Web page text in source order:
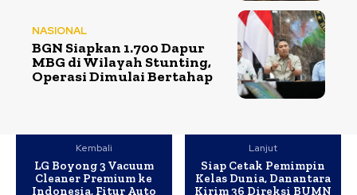
NASIONAL
BGN Siapkan 1.700 Dapur
MBG di Wilayah Stunting,
Operasi Dimulai Bertahap
Kembali
LG Boyong 3 Vacuum
Cleaner Premium ke
Indonesia, Fitur Auto
Lanjut
Siap Cetak Pemimpin
Kelas Dunia, Danantara
Kirim 36 Direksi BUMN